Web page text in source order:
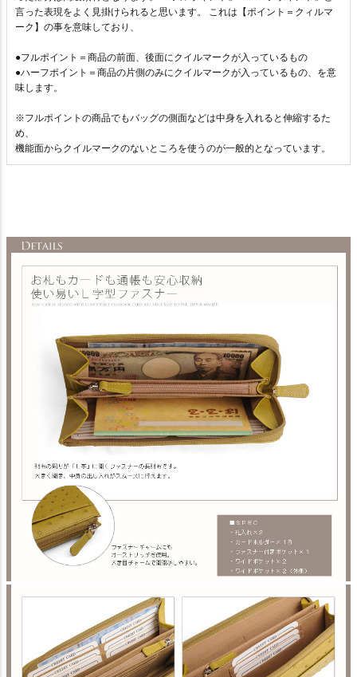
言った表現をよく見掛けられると思います。 これは【ポイント＝クィルマ
ーク】の事を意味しており、
●フルポイント＝商品の前面、後面にクイルマークが入っているもの
●ハーフポイント＝商品の片側のみにクイルマークが入っているもの、を意
味します。
※フルポイントの商品でもバッグの側面などは中身を入れると伸縮するた
め、
機能面からクイルマークのないところを使うのが一般的となっています。